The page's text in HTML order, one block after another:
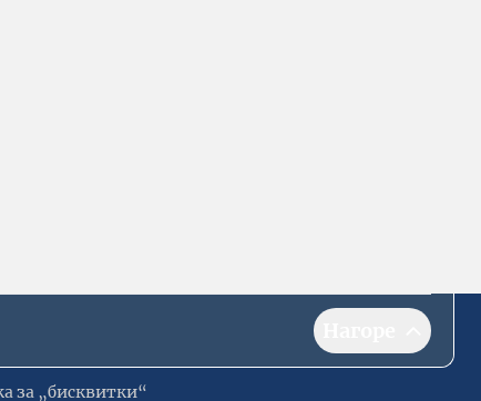
за „бисквитки“